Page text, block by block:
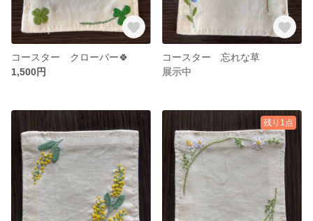
コースター クローバー🍀
1,500円
コースター 忘れな草
展示中
残り1点